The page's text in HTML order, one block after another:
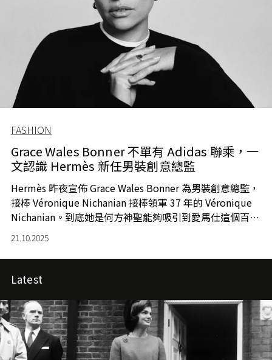
FASHION
Grace Wales Bonner 不單有 Adidas 聯乘，一
文認識 Hermès 新任男裝創意總監
Hermès 昨夜宣佈 Grace Wales Bonner 為男裝創意總監，
接棒 Véronique Nichanian 接棒領軍 37 年的 Véronique
Nichanian。到底她是何方神聖能夠吸引到愛馬仕這個百年
品牌的垂青，又能讓一眾時裝人心悅誠服？或許這正是好
機會讓我們再次認識炙手可熱的設計師，除了廣受追捧的
Adidas 聯乘外，還有甚麼豐功偉績？
21.10.2025
Latest